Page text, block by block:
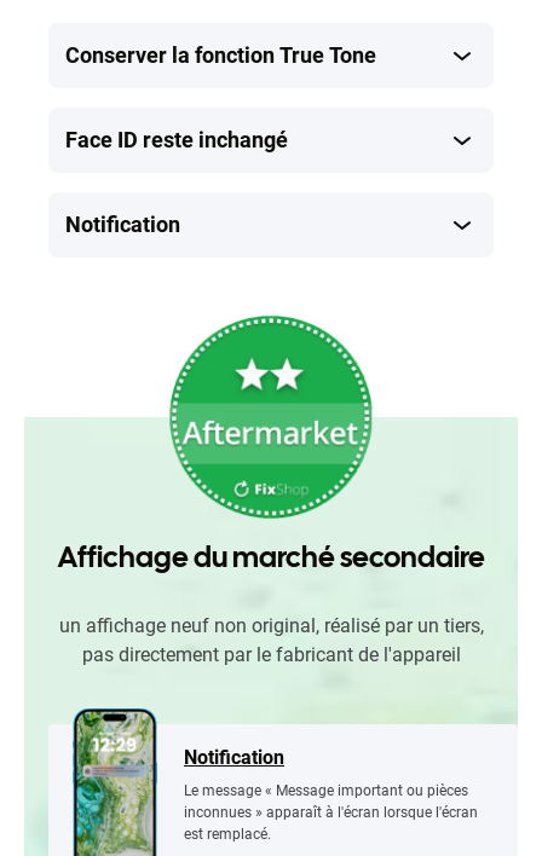
Conserver la fonction True Tone
Face ID reste inchangé
Notification
Affichage du marché secondaire
un affichage neuf non original, réalisé par un tiers,
pas directement par le fabricant de l'appareil
Notification
Le message « Message important ou pièces
inconnues » apparaît à l'écran lorsque l'écran
est remplacé.